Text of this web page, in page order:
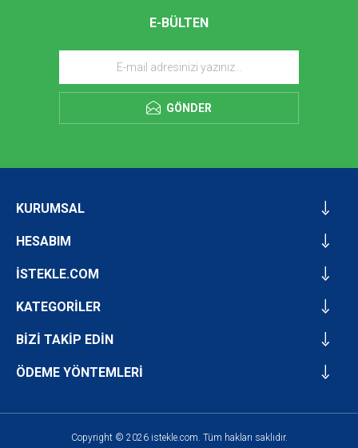
E-BÜLTEN
GÖNDER
KURUMSAL
HESABIM
İSTEKLE.COM
KATEGORİLER
BİZİ TAKİP EDİN
ÖDEME YÖNTEMLERİ
Copyright © 2026 istekle.com. Tüm hakları saklıdır.